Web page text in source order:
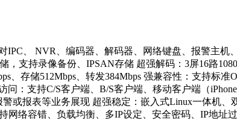
、 NVR、编码器、解码器、网络键盘、报警主机
支持录像备份、IPSAN存储 超强解码：3屏16路
存储512Mbps、转发384Mbps 强兼容性：支持标
：支持C/S客户端、B/S客户端、移动客户端（
或报表等业务展现 超强稳定：嵌入式Linux一体机、
络容错、负载均衡、多IP设定、安全密码、IP地址